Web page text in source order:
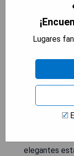
El Allegro
pocos pasos
elegantes
Lugares